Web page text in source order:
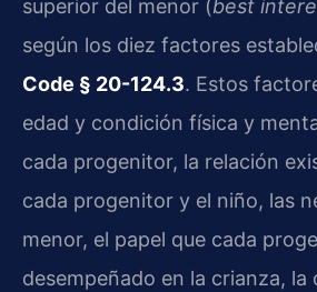
superior del menor (best
según los diez factores
Code § 20-124.3. Estos
edad y condición física y
cada progenitor, la relación
cada progenitor y el niño, las
menor, el papel que cada
desempeñado en la crianza, la